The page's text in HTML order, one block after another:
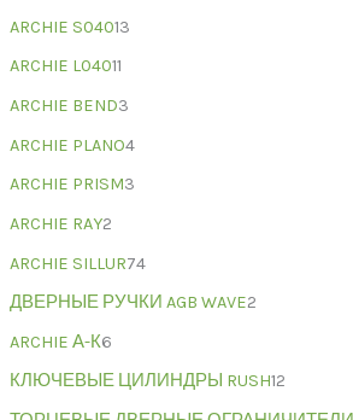
ARCHIE S04013
ARCHIE L04011
ARCHIE BEND3
ARCHIE PLANO4
ARCHIE PRISM3
ARCHIE RAY2
ARCHIE SILLUR74
ДВЕРНЫЕ РУЧКИ AGB WAVE2
ARCHIE А-К6
КЛЮЧЕВЫЕ ЦИЛИНДРЫ RUSH12